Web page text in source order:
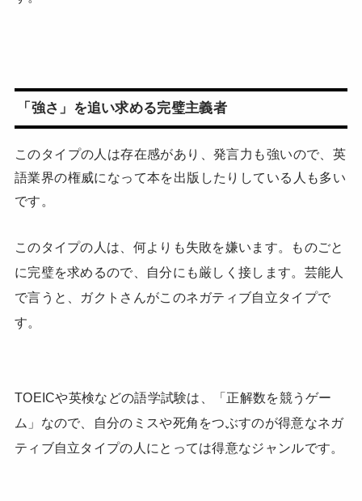
「強さ」を追い求める完璧主義者
このタイプの人は存在感があり、発言力も強いので、英
語業界の権威になって本を出版したりしている人も多い
です。
このタイプの人は、何よりも失敗を嫌います。ものごと
に完璧を求めるので、自分にも厳しく接します。芸能人
で言うと、ガクトさんがこのネガティブ自立タイプで
す。
TOEICや英検などの語学試験は、「正解数を競うゲー
ム」なので、自分のミスや死角をつぶすのが得意なネガ
ティブ自立タイプの人にとっては得意なジャンルです。